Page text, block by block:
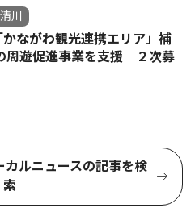
川
ながわ観光連携エリア」補
遊促進事業を支援 ２次募
ルニュースの記事を検
索